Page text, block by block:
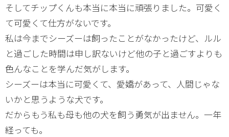
そしてチップくんも本当に本当に頑張りました。可愛く
て可愛くて仕方がないです。
私は今までシーズーは飼ったことがなかったけど、ルル
と過ごした時間は申し訳ないけど他の子と過ごすよりも
色んなことを学んだ気がします。
シーズーは本当に可愛くて、愛嬌があって、人間じゃな
いかと思うような犬です。
だからもう私も母も他の犬を飼う勇気が出ません。一年
経っても。